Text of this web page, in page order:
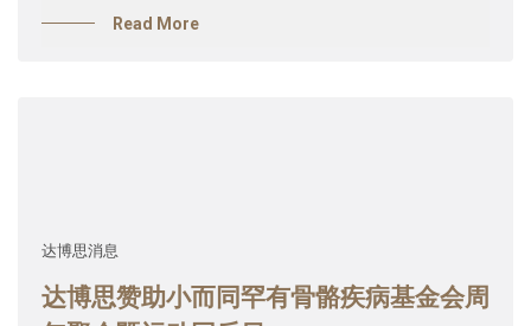
Read More
达博思消息
达博思赞助小而同罕有骨骼疾病基金会周